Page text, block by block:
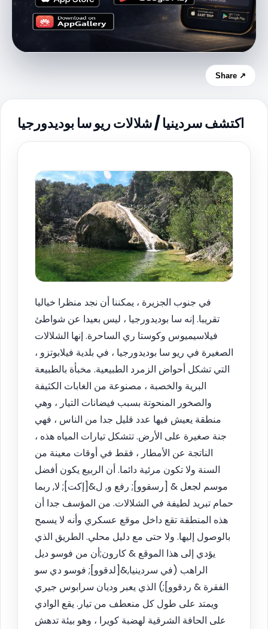
Share ↗
اكتشف سردينيا / شلالات ريو سا بوديدورجيا
في جنوب الجزيرة ، يمكننا أن نجد منظرا خياليا
تقريبا. إنه سا بوديدورجيا ، ليس بعيدا عن شواطئ
فيلاسيميوس وكوستا ري الساحرة. إنها الشلالات
الصغيرة في ريو سا بوديدورجيا ، في بلدية فيلابوتزو ،
التي تشكل أحواض الزمرد الطبيعية. مخبأة بالطبيعة
البرية والخصبة ، مصنوعة من الغابات الكثيفة
والصخور المنحوتة بسبب فيضانات التيار ، وهي
منطقة يعيش فيها عدد قليل جدا من الناس ، فهي
جنة صغيرة على الأرض. تتشكل تيارات المياه هذه ،
الناتجة عن الأمطار ، فقط في أوقات معينة من
السنة ولا تكون مرئية دائما. أن الربيع يكون أفضل
موسم لجعل & [رسقوو]; رفع و, ل&[إكت]; لا, ربما
حمام تبريد لطيفة في الشلالات. من المؤسف جدا أن
هذه المنطقة تقع داخل موقع عسكري وأنه لا يسمح
بالوصول إليها. ولا حتى مع دليل محلي. الطريق الذي
يؤدي إلى هذا الموقع & كارون;أن من فوسو ديل
الراهب (في سردينيا,&[لدقوو]; فوسو دي سو
الفقرة & ردقوو];) الذي يعبر وديان سرابوس جيري
ويمتد على طول كل منعطف من تيار. يقع الوادي
على الحافة الشرقية لهضبة كويرا ، وهو بيئة تدهش